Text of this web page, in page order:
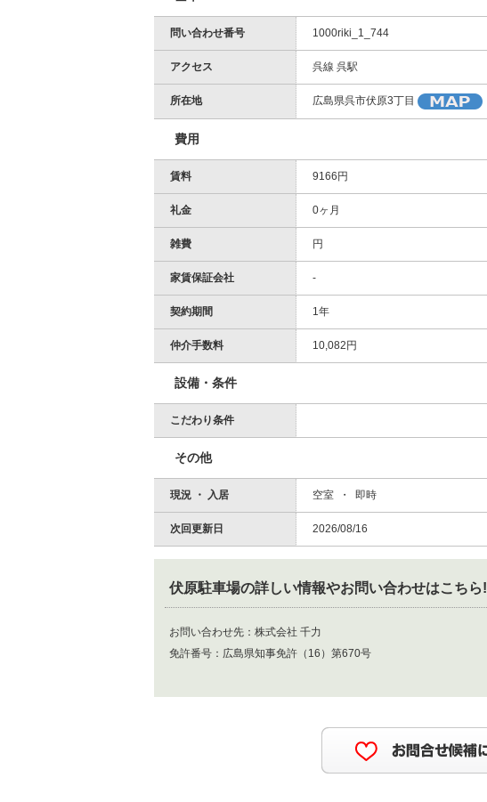
問い合わせ番号 1000riki_1_744
アクセス 呉線 呉駅
所在地 広島県呉市伏原3丁目
費用
賃料 9166円
礼金 0ヶ月
雑費 円
家賃保証会社 -
契約期間 1年
仲介手数料 10,082円
設備・条件
こだわり条件
その他
現況 ・ 入居 空室 ・ 即時
次回更新日 2026/08/16
伏原駐車場の詳しい情報やお問い合わせはこちら!
お問い合わせ先： 株式会社 千力
免許番号： 広島県知事免許（16）第670号